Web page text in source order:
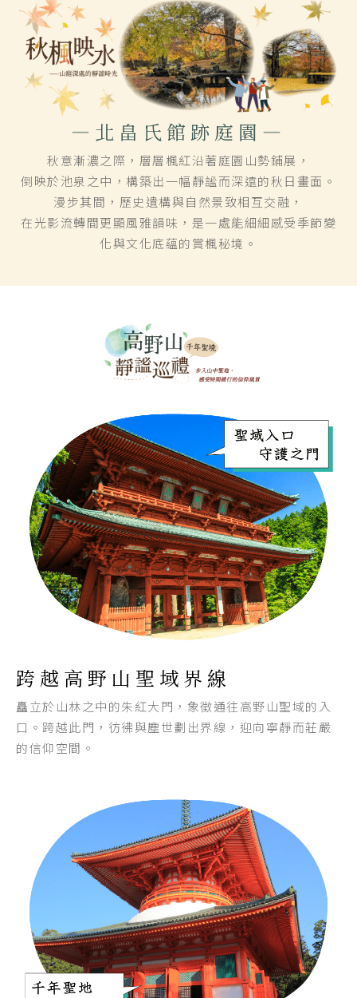
—北畠氏館跡庭園—
秋意漸濃之際，層層楓紅沿著庭園山勢鋪展，
倒映於池泉之中，構築出一幅靜謐而深遠的秋日畫面。
漫步其間，歷史遺構與自然景致相互交融，
在光影流轉間更顯風雅韻味，是一處能細細感受季節變
化與文化底蘊的賞楓秘境。
跨越高野山聖域界線
矗立於山林之中的朱紅大門，象徵通往高野山聖域的入
口。跨越此門，彷彿與塵世劃出界線，迎向寧靜而莊嚴
的信仰空間。